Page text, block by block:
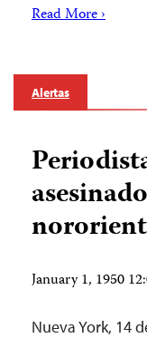
Read More ›
Alertas
January 1, 1950
Nueva York, 14